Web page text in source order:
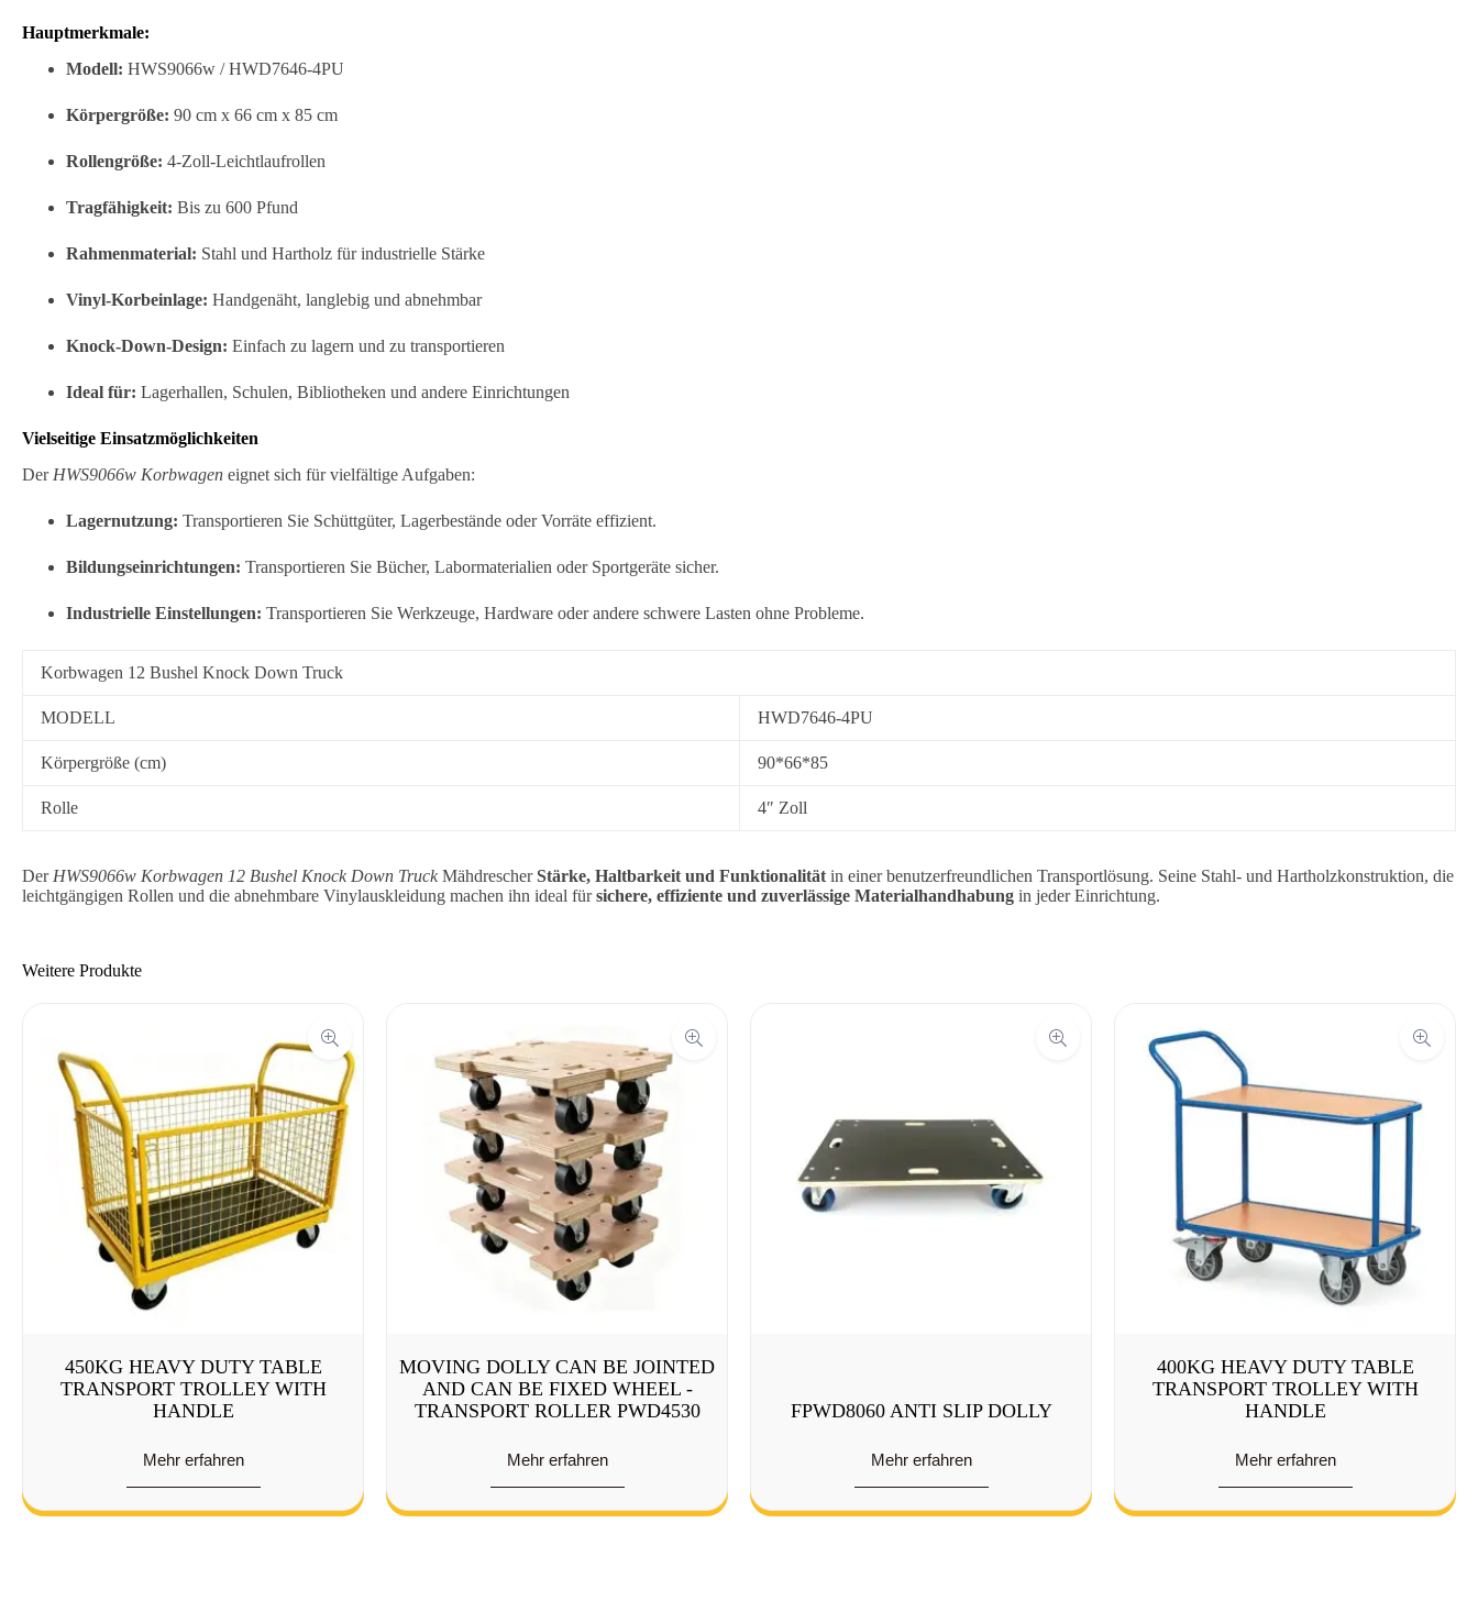
Hauptmerkmale:
Modell: HWS9066w / HWD7646-4PU
Körpergröße: 90 cm x 66 cm x 85 cm
Rollengröße: 4-Zoll-Leichtlaufrollen
Tragfähigkeit: Bis zu 600 Pfund
Rahmenmaterial: Stahl und Hartholz für industrielle Stärke
Vinyl-Korbeinlage: Handgenäht, langlebig und abnehmbar
Knock-Down-Design: Einfach zu lagern und zu transportieren
Ideal für: Lagerhallen, Schulen, Bibliotheken und andere Einrichtungen
Vielseitige Einsatzmöglichkeiten
Der HWS9066w Korbwagen eignet sich für vielfältige Aufgaben:
Lagernutzung: Transportieren Sie Schüttgüter, Lagerbestände oder Vorräte effizient.
Bildungseinrichtungen: Transportieren Sie Bücher, Labormaterialien oder Sportgeräte sicher.
Industrielle Einstellungen: Transportieren Sie Werkzeuge, Hardware oder andere schwere Lasten ohne Probleme.
Korbwagen 12 Bushel Knock Down Truck
MODELL HWD7646-4PU
Körpergröße (cm) 90*66*85
Rolle 4″ Zoll
Der HWS9066w Korbwagen 12 Bushel Knock Down Truck MähdrescherStärke, Haltbarkeit und Funktionalität in einer benutzerfreundlichen Transportlösung. Seine Stahl- und Hartholzkonstruktion, die
leichtgängigen Rollen und die abnehmbare Vinylauskleidung machen ihn ideal fürsichere, effiziente und zuverlässige Materialhandhabung in jeder Einrichtung.
Weitere Produkte
450KG HEAVY DUTY TABLE
TRANSPORT TROLLEY WITH
HANDLE
Mehr erfahren
MOVING DOLLY CAN BE JOINTED
AND CAN BE FIXED WHEEL -
TRANSPORT ROLLER PWD4530
Mehr erfahren
FPWD8060 ANTI SLIP DOLLY
Mehr erfahren
400KG HEAVY DUTY TABLE
TRANSPORT TROLLEY WITH
HANDLE
Mehr erfahren